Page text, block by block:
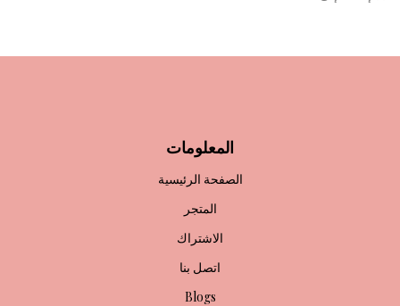
المعلومات
الصفحة الرئيسية
المتجر
الاشتراك
اتصل بنا
Blogs